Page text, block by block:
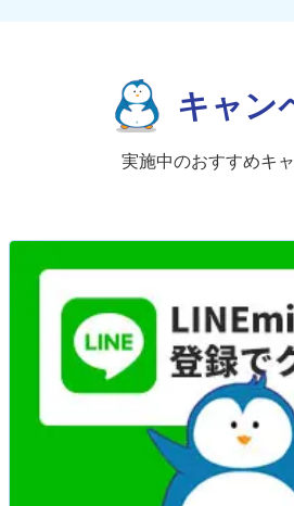
キャン
実施中のおすすめキ